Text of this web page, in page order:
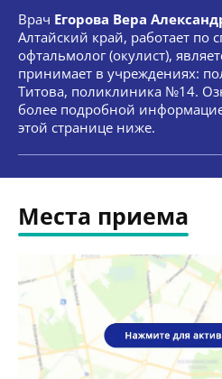
Врач Егорова Вера
Алтайский край, работает по
офтальмолог (окулист),
принимает в учреждениях:
Титова, поликлиника №14.
более подробной
этой странице ниже.
Места приема